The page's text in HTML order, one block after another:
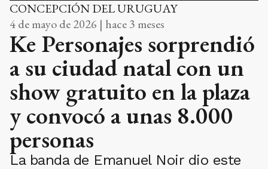
CONCEPCIÓN DEL URUGUAY
4 de mayo de 2026 | hace 3 meses
Ke Personajes sorprendió
a su ciudad natal con un
show gratuito en la plaza
y convocó a unas 8.000
personas
La banda de Emanuel Noir dio este